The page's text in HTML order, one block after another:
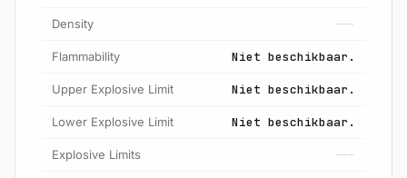
Density ---
Flammability Niet beschikbaar.
Upper Explosive Limit Niet beschikbaar.
Lower Explosive Limit Niet beschikbaar.
Explosive Limits ---